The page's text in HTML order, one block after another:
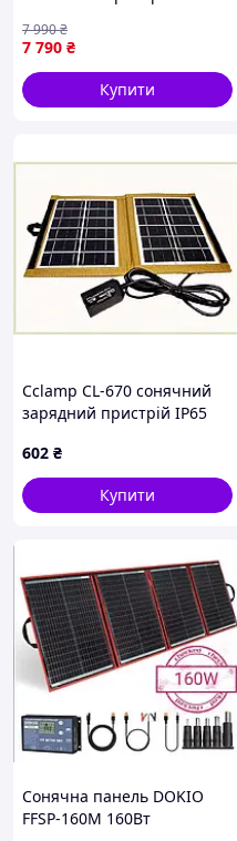
підтримує зарядку Lifepo4
акумуляторів.
7 790 ₴
7 990₴
Купити
Cclamp CL-670 сонячний
зарядний пристрій IP65
602 ₴
Купити
Сонячна панель DOKIO
FFSP-160M 160Вт